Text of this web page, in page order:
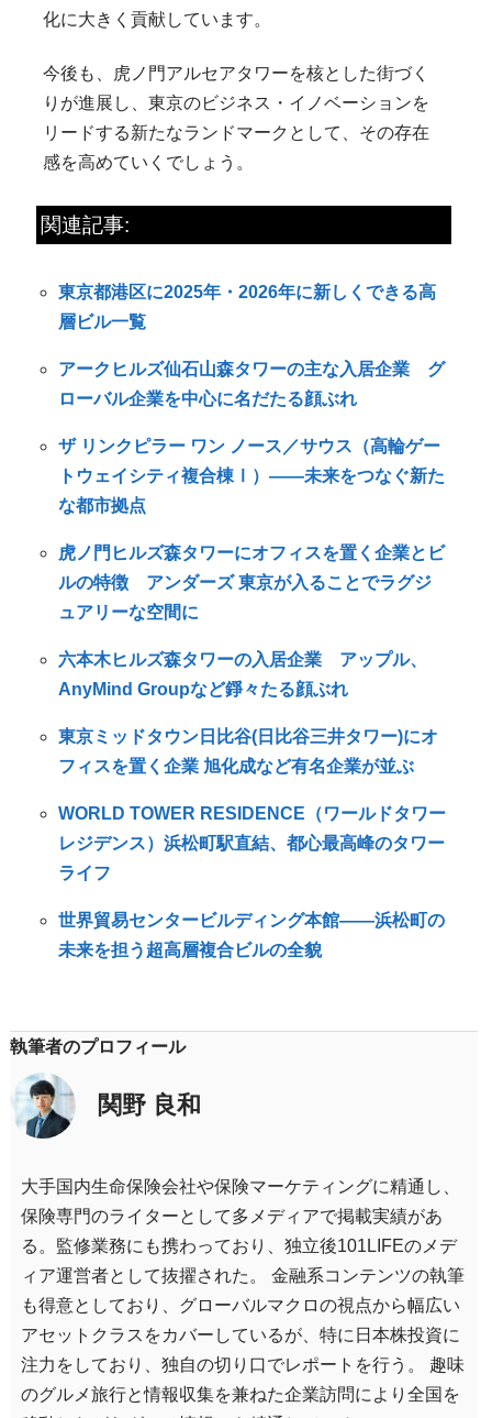
化に大きく貢献しています。
今後も、虎ノ門アルセアタワーを核とした街づく
りが進展し、東京のビジネス・イノベーションを
リードする新たなランドマークとして、その存在
感を高めていくでしょう。
関連記事:
東京都港区に2025年・2026年に新しくできる高
層ビル一覧
アークヒルズ仙石山森タワーの主な入居企業 グ
ローバル企業を中心に名だたる顔ぶれ
ザ リンクピラー ワン ノース／サウス（高輪ゲー
トウェイシティ複合棟Ⅰ）――未来をつなぐ新た
な都市拠点
虎ノ門ヒルズ森タワーにオフィスを置く企業とビ
ルの特徴 アンダーズ 東京が入ることでラグジ
ュアリーな空間に
六本木ヒルズ森タワーの入居企業 アップル、
AnyMind Groupなど錚々たる顔ぶれ
東京ミッドタウン日比谷(日比谷三井タワー)にオ
フィスを置く企業 旭化成など有名企業が並ぶ
WORLD TOWER RESIDENCE（ワールドタワー
レジデンス）浜松町駅直結、都心最高峰のタワー
ライフ
世界貿易センタービルディング本館――浜松町の
未来を担う超高層複合ビルの全貌
執筆者のプロフィール
関野 良和
大手国内生命保険会社や保険マーケティングに精通し、
保険専門のライターとして多メディアで掲載実績があ
る。監修業務にも携わっており、独立後101LIFEのメデ
ィア運営者として抜擢された。 金融系コンテンツの執筆
も得意としており、グローバルマクロの視点から幅広い
アセットクラスをカバーしているが、特に日本株投資に
注力をしており、独自の切り口でレポートを行う。 趣味
のグルメ旅行と情報収集を兼ねた企業訪問により全国を